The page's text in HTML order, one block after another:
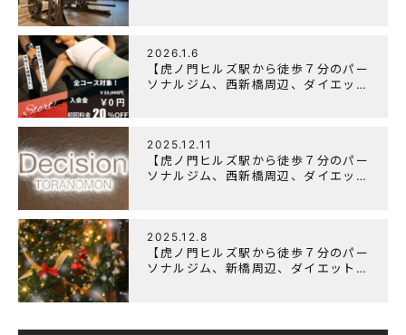
2026.1.6
【虎ノ門ヒルズ駅から徒歩７分のパー
ソナルジム、西新橋周辺、ダイエット
2025.12.11
【虎ノ門ヒルズ駅から徒歩７分のパー
ソナルジム、西新橋周辺、ダイエット
2025.12.8
【虎ノ門ヒルズ駅から徒歩７分のパー
ソナルジム、新橋周辺、ダイエットに